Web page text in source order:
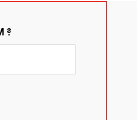
?